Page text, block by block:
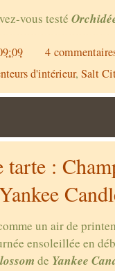
vous testé
4
d'intérieur, Salt
:
un air de
ensoleillée en
de Yankee